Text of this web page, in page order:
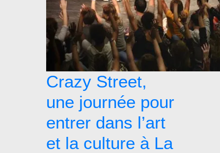
Crazy Street,
une journée pour
entrer dans l’art
et la culture à La